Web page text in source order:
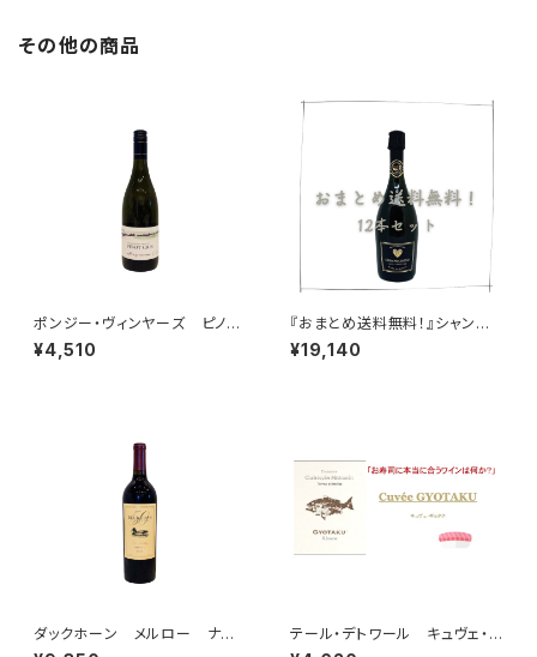
その他の商品
ポンジー・ヴィンヤーズ ピノ・
グリ ウィラメット・ヴァレー 2
024
¥4,510
『おまとめ送料無料！』シャンモ
ロン キュヴェ・プレステージュ
ブラン・ド・ブラン
¥19,140
ダックホーン メルロー ナパ・
ヴァレー 2023【50周年ラベ
テール・デトワール キュヴェ・ギ
ョタク 2025